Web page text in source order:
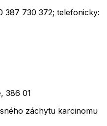
387 730 372; telefonicky:
386 01
záchytu karcinomu